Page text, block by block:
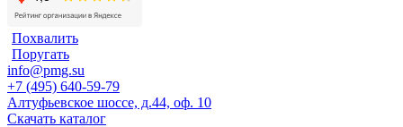
Похвалить
Поругать
info@pmg.su
+7 (495) 640-59-79
Алтуфьевское шоссе, д.44, оф. 10
Скачать каталог